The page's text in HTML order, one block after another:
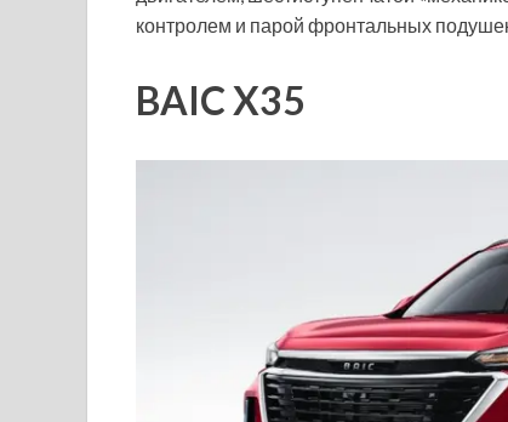
контролем и парой фронтальных
BAIC X35